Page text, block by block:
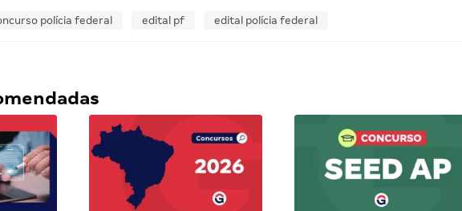
polícia federal edital pf edital polícia federal